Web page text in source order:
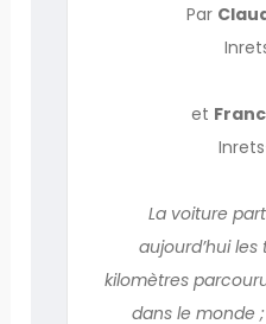
Par
et
La voiture
aujourd’hui
kilomètres
dans le monde